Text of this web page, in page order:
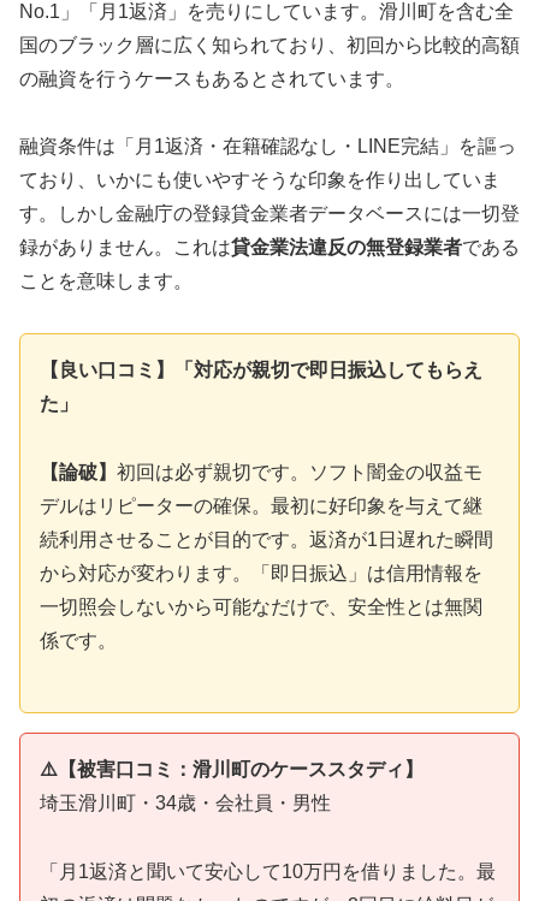
No.1」「月1返済」を売りにしています。滑川町を含む全
国のブラック層に広く知られており、初回から比較的高額
の融資を行うケースもあるとされています。
融資条件は「月1返済・在籍確認なし・LINE完結」を謳っ
ており、いかにも使いやすそうな印象を作り出していま
す。しかし金融庁の登録貸金業者データベースには一切登
録がありません。これは貸金業法違反の無登録業者である
ことを意味します。
【良い口コミ】「対応が親切で即日振込してもらえ
た」
【論破】 初回は必ず親切です。ソフト闇金の収益モ
デルはリピーターの確保。最初に好印象を与えて継
続利用させることが目的です。返済が1日遅れた瞬間
から対応が変わります。「即日振込」は信用情報を
一切照会しないから可能なだけで、安全性とは無関
係です。
⚠️【被害口コミ：滑川町のケーススタディ】
埼玉滑川町・34歳・会社員・男性
「月1返済と聞いて安心して10万円を借りました。最